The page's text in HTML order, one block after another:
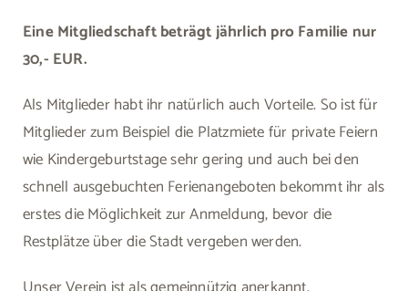
Eine Mitgliedschaft beträgt jährlich pro Familie nur
30,- EUR.
Als Mitglieder habt ihr natürlich auch Vorteile. So ist für
Mitglieder zum Beispiel die Platzmiete für private Feiern
wie Kindergeburtstage sehr gering und auch bei den
schnell ausgebuchten Ferienangeboten bekommt ihr als
erstes die Möglichkeit zur Anmeldung, bevor die
Restplätze über die Stadt vergeben werden.